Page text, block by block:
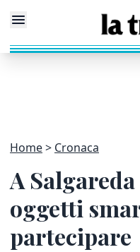
Home Cronaca
A Salgareda
oggetti
partecipare